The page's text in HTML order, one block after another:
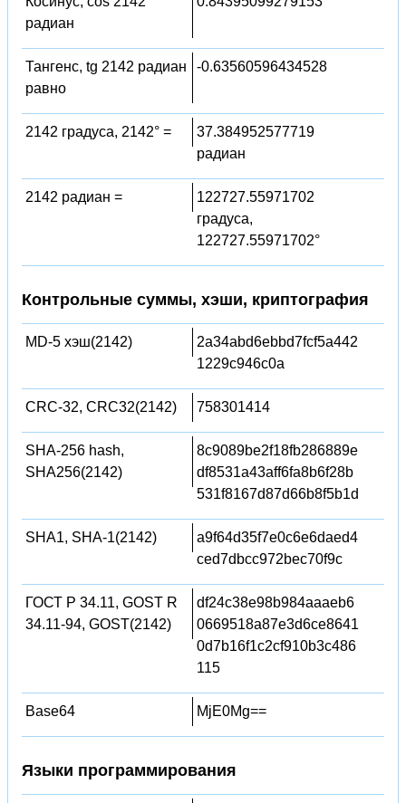
радиан
Тангенс, tg 2142 радиан
равно
-0.63560596434528
2142 градуса, 2142° =
37.384952577719
радиан
2142 радиан =
122727.55971702
градуса,
122727.55971702°
Контрольные суммы, хэши, криптография
MD-5 хэш(2142)
2a34abd6ebbd7fcf5a442
1229c946c0a
CRC-32, CRC32(2142) 758301414
SHA-256 hash,
SHA256(2142)
8c9089be2f18fb286889e
df8531a43aff6fa8b6f28b
531f8167d87d66b8f5b1d
SHA1, SHA-1(2142)
a9f64d35f7e0c6e6daed4
ced7dbcc972bec70f9c
ГОСТ Р 34.11, GOST R
34.11-94, GOST(2142)
df24c38e98b984aaaeb6
0669518a87e3d6ce8641
0d7b16f1c2cf910b3c486
115
Base64 MjE0Mg==
Языки программирования